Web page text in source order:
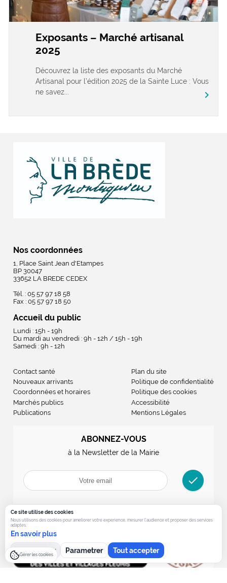
Exposants – Marché artisanal
2025
Découvrez la liste des exposants du Marché
Artisanal pour l’édition 2025 de la Sainte Luce : Vous
ne savez...
chevron_right
Nos coordonnées
1, Place Saint Jean d'Etampes
BP 30047
33652 LA BREDE CEDEX
Tél. : 05 57 97 18 58
Fax : 05 57 97 18 50
Accueil du public
Lundi : 15h - 19h
Du mardi au vendredi : 9h - 12h / 15h - 19h
Samedi : 9h - 12h
Contact santé
Nouveaux arrivants
Coordonnées et horaires
Marchés publics
Publications
Plan du site
Politique de confidentialité
Politique des cookies
Accessibilité
Mentions Légales
ABONNEZ-VOUS
à la Newsletter de la Mairie
check
Ce site utilise des cookies
Nous utilisons des cookies pour ameliorer votre experience, mesurer l’audience et proposer des services
adaptes.
En savoir plus
Tout refuser Parametrer Tout accepter
Gérer les cookies